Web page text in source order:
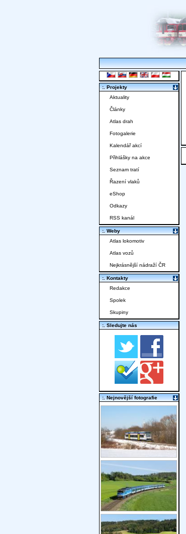
:. Projekty
Aktuality
Články
Atlas drah
Fotogalerie
Kalendář akcí
Přihlášky na akce
Seznam tratí
Řazení vlaků
eShop
Odkazy
RSS kanál
:. Weby
Atlas lokomotiv
Atlas vozů
Nejkrásnější nádraží ČR
:. Kontakty
Redakce
Spolek
Skupiny
:. Sledujte nás
:. Nejnovější fotografie